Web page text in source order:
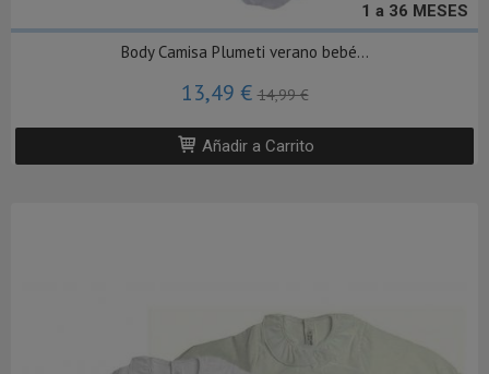
1 a 36 MESES
Body Camisa Plumeti verano bebé...
13,49 €14,99 €
Añadir a Carrito